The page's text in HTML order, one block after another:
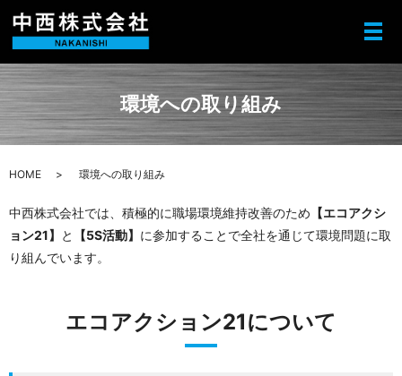
メ
環境への取り組み
HOME 環境への取り組み
中西株式会社では、積極的に職場環境維持改善のため 【エコアクシ
ョン21】
と 【5S活動】 に参加することで全社を通じて環境問題に取
り組んでいます。
エコアクション21について